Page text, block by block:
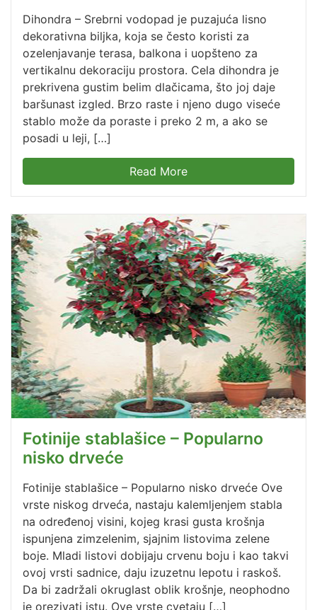
Dihondra – Srebrni vodopad je puzajuća lisno
dekorativna biljka, koja se često koristi za
ozelenjavanje terasa, balkona i uopšteno za
vertikalnu dekoraciju prostora. Cela dihondra je
prekrivena gustim belim dlačicama, što joj daje
baršunast izgled. Brzo raste i njeno dugo viseće
stablo može da poraste i preko 2 m, a ako se
posadi u leji, […]
Read More
Fotinije stablašice – Popularno
nisko drveće
Fotinije stablašice – Popularno nisko drveće Ove
vrste niskog drveća, nastaju kalemljenjem stabla
na određenoj visini, kojeg krasi gusta krošnja
ispunjena zimzelenim, sjajnim listovima zelene
boje. Mladi listovi dobijaju crvenu boju i kao takvi
ovoj vrsti sadnice, daju izuzetnu lepotu i raskoš.
Da bi zadržali okruglast oblik krošnje, neophodno
je orezivati istu. Ove vrste cvetaju […]